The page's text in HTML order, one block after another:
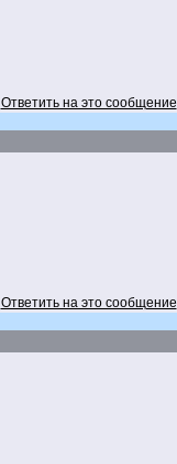
Ответить на это сообщение
Ответить на это сообщение